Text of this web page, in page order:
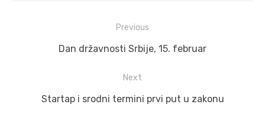
navigation
Previous
Previous
Dan državnosti Srbije, 15. februar
Next
Next
Startap i srodni termini prvi put u zakonu